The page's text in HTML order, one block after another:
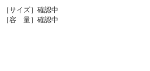
［サイズ］確認中
［容 量］確認中